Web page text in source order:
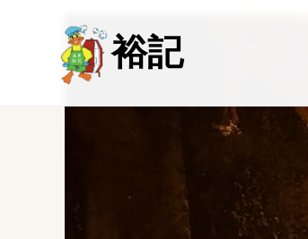
裕記